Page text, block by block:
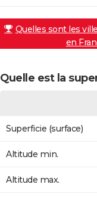
Quelles sont les
en
Quelle est la
Superficie (surface)
Altitude min.
Altitude max.